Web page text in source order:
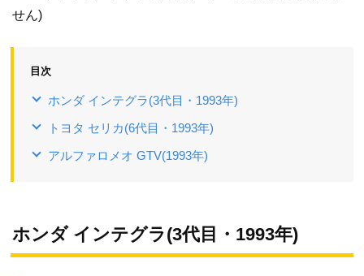
せん)
目次
ホンダ インテグラ(3代目・1993年)
トヨタ セリカ(6代目・1993年)
アルファロメオ GTV(1993年)
ホンダ インテグラ(3代目・1993年)